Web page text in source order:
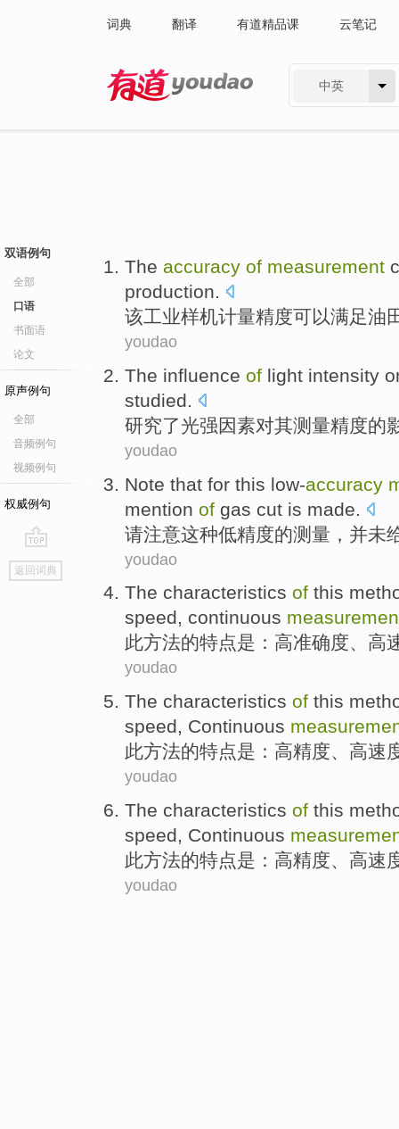
词典 翻译 有道精品课 云笔记
中英
双语例句
全部
口语
书面语
论文
原声例句
全部
音频例句
视频例句
权威例句
go
top
返回词典
The accuracy of measurement
production.
该工业样机计量精度可以满足油
youdao
The influence of light intensity
studied.
研究了光强因素对其测量精度的
youdao
Note that for this low-accuracy
mention of gas cut is made
请注意这种低精度的测量 ，并未
youdao
The characteristics of this
speed, continuous
此方法的特点是： 高准确度、高
youdao
The characteristics of this
speed, Continuous
此方法的特点是 ： 高精度、 高速
youdao
The characteristics of this
speed, Continuous
此方法的特点是 ： 高精度、 高速
youdao